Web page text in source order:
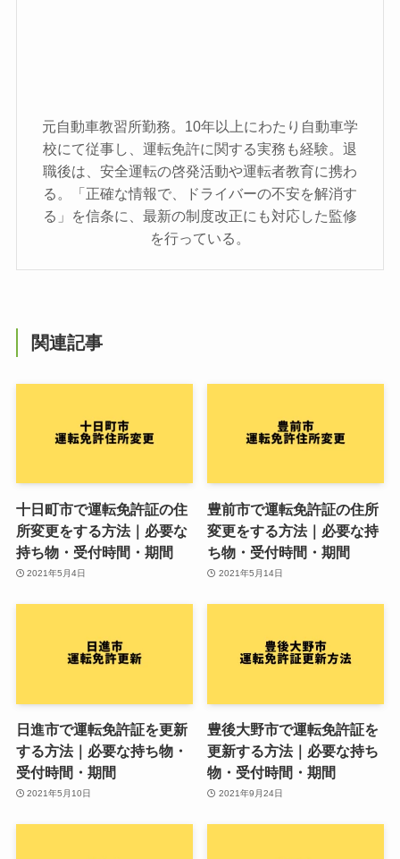
元自動車教習所勤務。10年以上にわたり自動車学
校にて従事し、運転免許に関する実務も経験。退
職後は、安全運転の啓発活動や運転者教育に携わ
る。「正確な情報で、ドライバーの不安を解消す
る」を信条に、最新の制度改正にも対応した監修
を行っている。
関連記事
十日町市で運転免許証の住
所変更をする方法｜必要な
持ち物・受付時間・期間
2021年5月4日
豊前市で運転免許証の住所
変更をする方法｜必要な持
ち物・受付時間・期間
2021年5月14日
日進市で運転免許証を更新
する方法｜必要な持ち物・
受付時間・期間
2021年5月10日
豊後大野市で運転免許証を
更新する方法｜必要な持ち
物・受付時間・期間
2021年9月24日